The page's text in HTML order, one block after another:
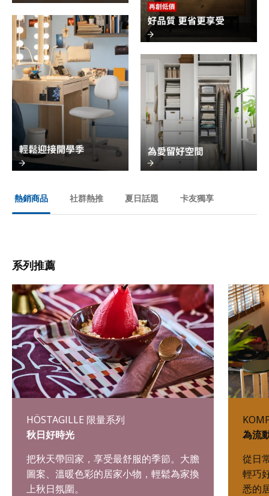
熱銷商品 社群熱推 夏日話題 卡友獨享
系列推薦
HÖSTAGILLE 限量系列
秋日好時光
把秋天帶回家，享受最舒服的季節。大膽
圖案、溫暖色彩的居家小物，輕鬆為家換
上秋日氛圍。
為流
從日
輕巧
悉的